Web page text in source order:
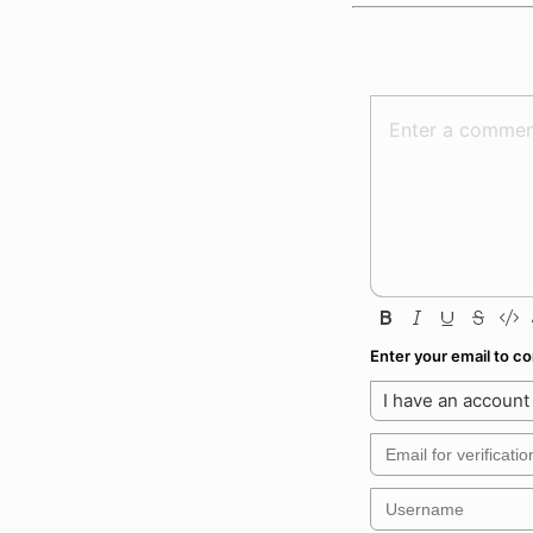
Enter your email to
I have an account